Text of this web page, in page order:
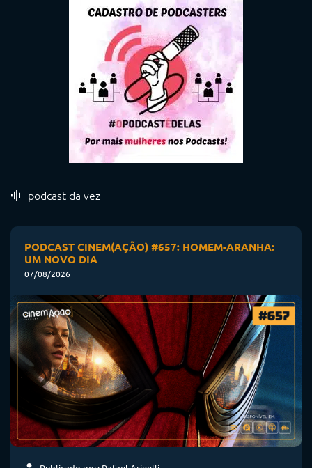
podcast da vez
PODCAST CINEM(AÇÃO) #657: HOMEM-ARANHA:
UM NOVO DIA
07/08/2026